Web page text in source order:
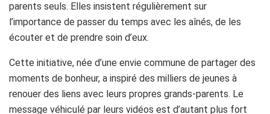
parents seuls. Elles insistent régulièrement sur
l’importance de passer du temps avec les aînés, de les
écouter et de prendre soin d’eux.
Cette initiative, née d’une envie commune de partager des
moments de bonheur, a inspiré des milliers de jeunes à
renouer des liens avec leurs propres grands-parents. Le
message véhiculé par leurs vidéos est d’autant plus fort